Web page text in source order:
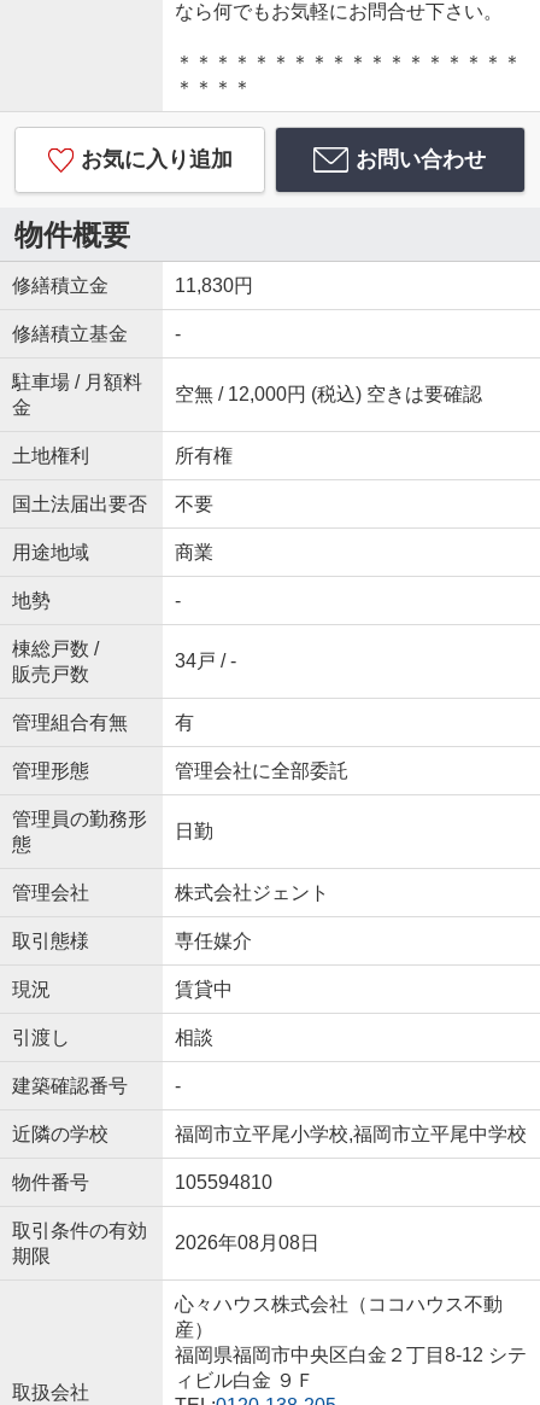
なら何でもお気軽にお問合せ下さい。
＊＊＊＊＊＊＊＊＊＊＊＊＊＊＊＊＊＊
＊＊＊＊
お気に入り追加 お問い合わせ
物件概要
修繕積立金 11,830円
修繕積立基金 -
駐車場 / 月額料
金
空無 / 12,000円 (税込) 空きは要確認
土地権利 所有権
国土法届出要否 不要
用途地域 商業
地勢 -
棟総戸数 /
販売戸数
34戸 / -
管理組合有無 有
管理形態 管理会社に全部委託
管理員の勤務形
態
日勤
管理会社 株式会社ジェント
取引態様 専任媒介
現況 賃貸中
引渡し 相談
建築確認番号 -
近隣の学校 福岡市立平尾小学校,福岡市立平尾中学校
物件番号 105594810
取引条件の有効
期限
2026年08月08日
取扱会社
心々ハウス株式会社（ココハウス不動
産）
福岡県福岡市中央区白金２丁目8-12 シテ
ィビル白金 ９Ｆ